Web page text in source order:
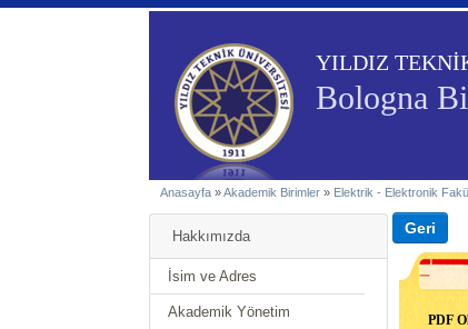
YILDIZ
Bologna
Anasayfa »Akademik Birimler » Elektrik - Elektronik
Hakkımızda
İsim ve Adres
Akademik Yönetim PDF